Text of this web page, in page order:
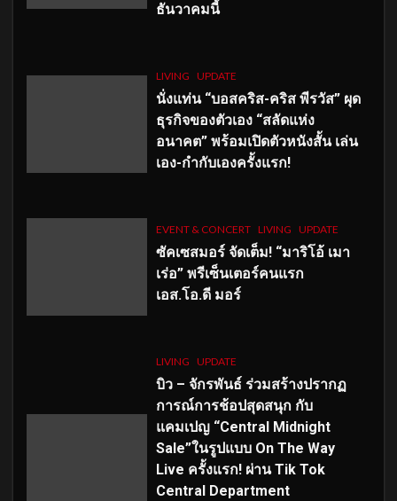
ธันวาคมนี้
LIVING UPDATE
นั่งแท่น “บอสคริส-คริส พีรวัส” ผุด
ธุรกิจของตัวเอง “สลัดแห่ง
อนาคต” พร้อมเปิดตัวหนังสั้น เล่น
เอง-กำกับเองครั้งแรก!
EVENT & CONCERT LIVING UPDATE
ซัคเซสมอร์ จัดเต็ม! “มาริโอ้ เมา
เร่อ” พรีเซ็นเตอร์คนแรก
เอส.โอ.ดี มอร์
LIVING UPDATE
บิว – จักรพันธ์ ร่วมสร้างปรากฏ
การณ์การช้อปสุดสนุก กับ
แคมเปญ “Central Midnight
Sale”ในรูปแบบ On The Way
Live ครั้งแรก! ผ่าน Tik Tok
Central Department